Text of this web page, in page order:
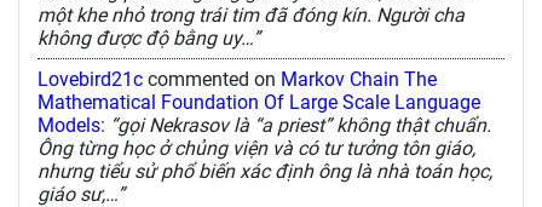
một khe nhỏ trong trái tim đã đóng kín. Người cha
không được độ bằng uy…”
Lovebird21c commented on Markov Chain The
Mathematical Foundation Of Large Scale Language
Models: “gọi Nekrasov là “a priest” không thật chuẩn.
Ông từng học ở chủng viện và có tư tưởng tôn giáo,
nhưng tiểu sử phổ biến xác định ông là nhà toán học,
giáo sư,…”